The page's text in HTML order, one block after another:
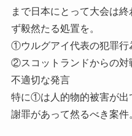
まで日本にとって大会は
ず毅然たる処置を。
①ウルグアイ代表の犯罪行
②スコットランドからの対
不適切な発言
特に①は人的物的被害が出
謝罪があって然るべき案件